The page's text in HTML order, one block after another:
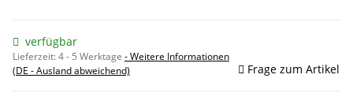
verfügbar
Lieferzeit:4 - 5 Werktage - Weitere Informationen
(DE - Ausland abweichend)
Frage zum Artikel